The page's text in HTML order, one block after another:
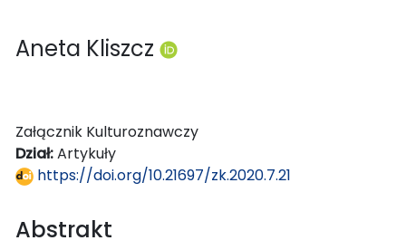
Aneta Kliszcz
Załącznik Kulturoznawczy
Dział:Artykuły
https://doi.org/10.21697/zk.2020.7.21
Abstrakt